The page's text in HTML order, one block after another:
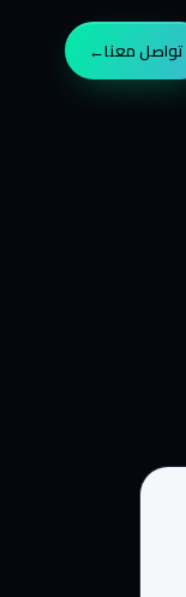
تواصل معنا→